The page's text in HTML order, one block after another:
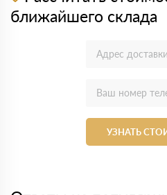
ближайшего склада
УЗНАТЬ